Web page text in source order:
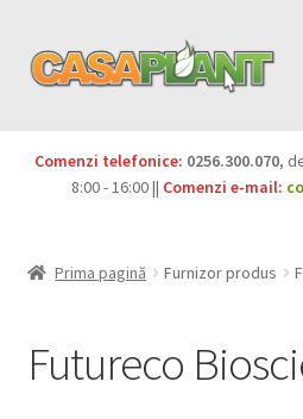
Pesticide
Produse BIO
Comenzi telefonice: 0256.300.070,
8:00 - 16:00 || Comenzi e-mail:
Prima pagină Furnizor produs
Futureco